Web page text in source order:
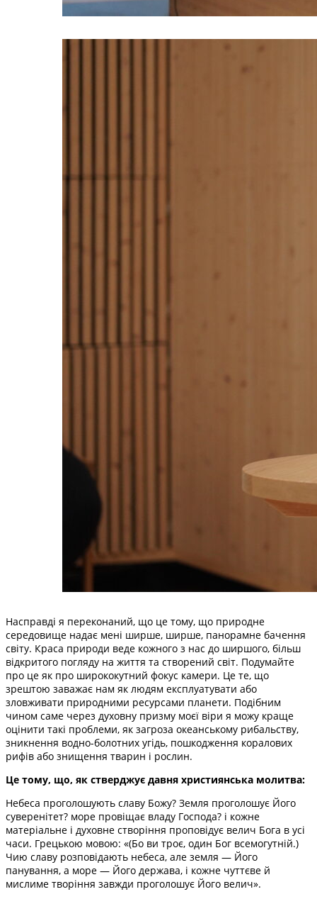
Насправді я переконаний, що це тому, що природне
середовище надає мені ширше, ширше, панорамне бачення
світу. Краса природи веде кожного з нас до ширшого, більш
відкритого погляду на життя та створений світ. Подумайте
про це як про ширококутний фокус камери. Це те, що
зрештою заважає нам як людям експлуатувати або
зловживати природними ресурсами планети. Подібним
чином саме через духовну призму моєї віри я можу краще
оцінити такі проблеми, як загроза океанському рибальству,
зникнення водно-болотних угідь, пошкодження коралових
рифів або знищення тварин і рослин.
Це тому, що, як стверджує давня християнська молитва:
Небеса проголошують славу Божу? Земля проголошує Його
суверенітет? море провіщає владу Господа? і кожне
матеріальне і духовне створіння проповідує велич Бога в усі
часи. Грецькою мовою: «(Бо ви троє, один Бог всемогутній.)
Чию славу розповідають небеса, але земля — Його
панування, а море — Його держава, і кожне чуттєве й
мислиме творіння завжди проголошує Його велич».